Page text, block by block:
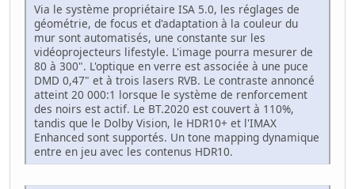
Via le système propriétaire ISA 5.0, les réglages de
géométrie, de focus et d'adaptation à la couleur du
mur sont automatisés, une constante sur les
vidéoprojecteurs lifestyle. L'image pourra mesurer de
80 à 300". L'optique en verre est associée à une puce
DMD 0,47" et à trois lasers RVB. Le contraste annoncé
atteint 20 000:1 lorsque le système de renforcement
des noirs est actif. Le BT.2020 est couvert à 110%,
tandis que le Dolby Vision, le HDR10+ et l'IMAX
Enhanced sont supportés. Un tone mapping dynamique
entre en jeu avec les contenus HDR10.